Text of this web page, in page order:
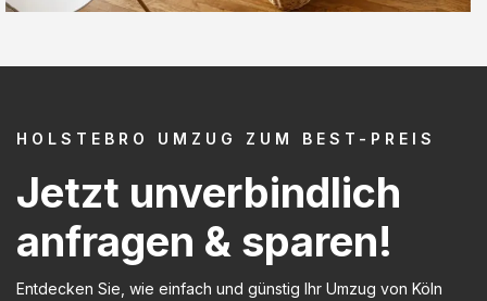
HOLSTEBRO UMZUG ZUM BEST-PREIS
Jetzt unverbindlich
anfragen & sparen!
Entdecken Sie, wie einfach und günstig Ihr Umzug von Köln